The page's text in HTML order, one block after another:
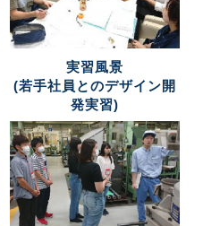
実習風景
(若手社員とのデザイン開
発実習)